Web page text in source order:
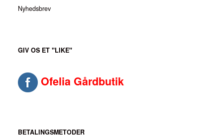
Nyhedsbrev
GIV OS ET "LIKE"
Ofelia Gårdbutik
BETALINGSMETODER